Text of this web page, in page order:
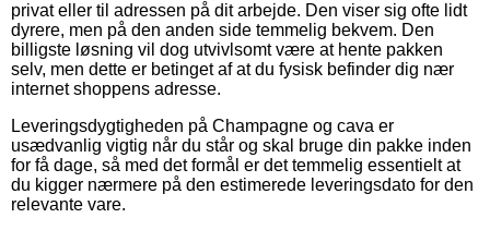
privat eller til adressen på dit arbejde. Den viser sig ofte lidt
dyrere, men på den anden side temmelig bekvem. Den
billigste løsning vil dog utvivlsomt være at hente pakken
selv, men dette er betinget af at du fysisk befinder dig nær
internet shoppens adresse.
Leveringsdygtigheden på Champagne og cava er
usædvanlig vigtig når du står og skal bruge din pakke inden
for få dage, så med det formål er det temmelig essentielt at
du kigger nærmere på den estimerede leveringsdato for den
relevante vare.